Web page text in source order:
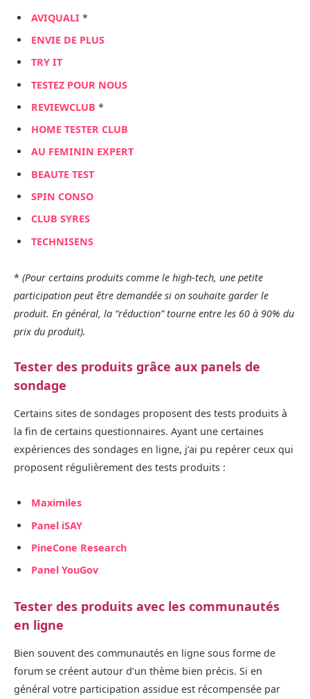
AVIQUALI *
ENVIE DE PLUS
TRY IT
TESTEZ POUR NOUS
REVIEWCLUB *
HOME TESTER CLUB
AU FEMININ EXPERT
BEAUTE TEST
SPIN CONSO
CLUB SYRES
TECHNISENS
* (Pour certains produits comme le high-tech, une petite
participation peut être demandée si on souhaite garder le
produit. En général, la “réduction” tourne entre les 60 à 90% du
prix du produit).
Tester des produits grâce aux panels de
sondage
Certains sites de sondages proposent des tests produits à
la fin de certains questionnaires. Ayant une certaines
expériences des sondages en ligne, j’ai pu repérer ceux qui
proposent régulièrement des tests produits :
Maximiles
Panel iSAY
PineCone Research
Panel YouGov
Tester des produits avec les communautés
en ligne
Bien souvent des communautés en ligne sous forme de
forum se créent autour d’un thème bien précis. Si en
général votre participation assidue est récompensée par